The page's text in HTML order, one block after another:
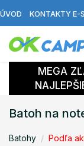
ÚVOD KONTAKTY E-
MEGA
Batoh na
Batohy Podľa